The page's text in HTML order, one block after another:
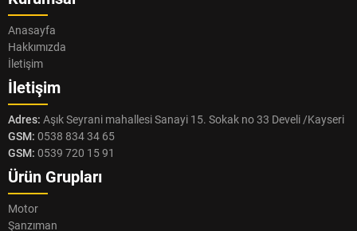
Anasayfa
Hakkımızda
İletişim
İletişim
Adres: Aşık Seyrani mahallesi Sanayi 15. Sokak no 33 Develi /Kayseri
GSM: 0538 834 34 65
GSM: 0539 720 15 91
Ürün Grupları
Motor
Şanzıman